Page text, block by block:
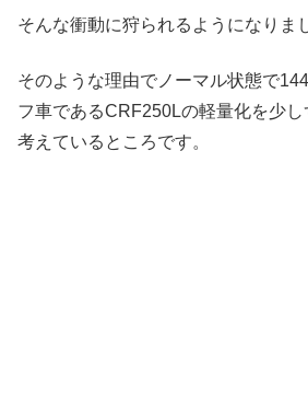
そんな衝動に狩られるようになりま
そのような理由でノーマル状態で
フ車であるCRF250Lの軽量化を少し
考えているところです。